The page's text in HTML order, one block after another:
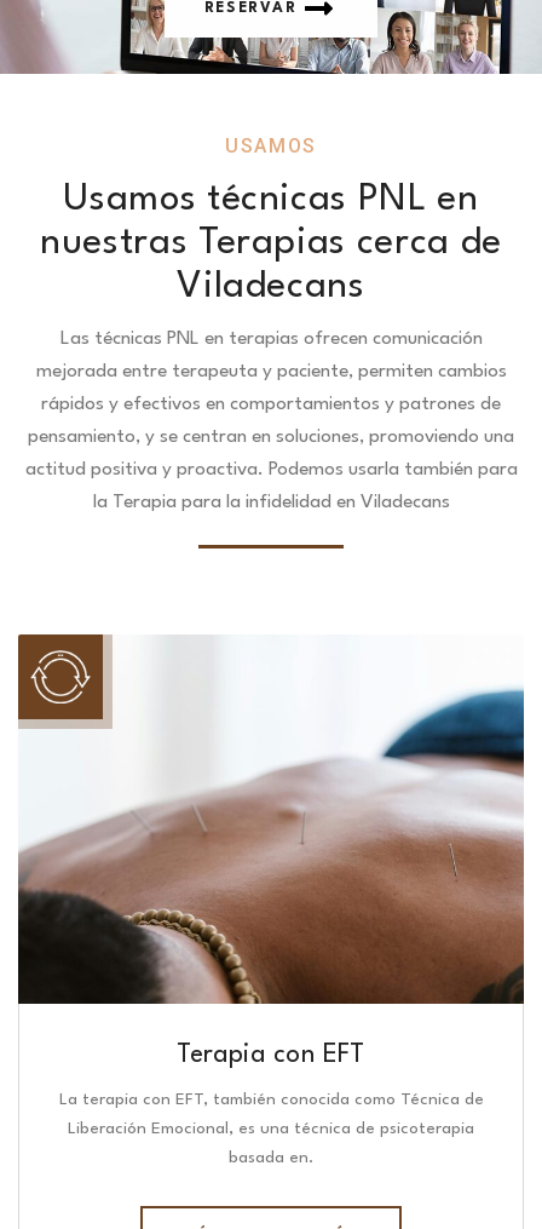
RESERVAR
USAMOS
Usamos técnicas PNL en
nuestras Terapias cerca de
Viladecans
Las técnicas PNL en terapias ofrecen comunicación
mejorada entre terapeuta y paciente, permiten cambios
rápidos y efectivos en comportamientos y patrones de
pensamiento, y se centran en soluciones, promoviendo una
actitud positiva y proactiva. Podemos usarla también para
la Terapia para la infidelidad en Viladecans
Terapia con EFT
La terapia con EFT, también conocida como Técnica de
Liberación Emocional, es una técnica de psicoterapia
basada en.